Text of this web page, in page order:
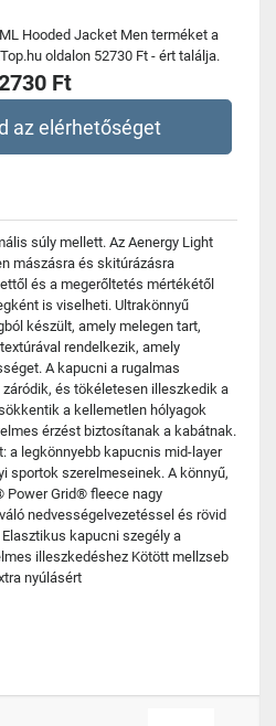
Hooded Jacket Men terméket a
oldalon 52730 Ft - ért találja.
Ft
az elérhetőséget
súly mellett. Az Aenergy Light
mászásra és skitúrázásra
és a megerőltetés mértékétől
is viselheti. Ultrakönnyű
készült, amely melegen tart,
rendelkezik, amely
A kapucni a rugalmas
és tökéletesen illeszkedik a
a kellemetlen hólyagok
érzést biztosítanak a kabátnak.
a legkönnyebb kapucnis mid-layer
sportok szerelmeseinek. A könnyű,
Power Grid® fleece nagy
nedvességelvezetéssel és rövid
kapucni szegély a
illeszkedéshez Kötött mellzseb
nyúlásért